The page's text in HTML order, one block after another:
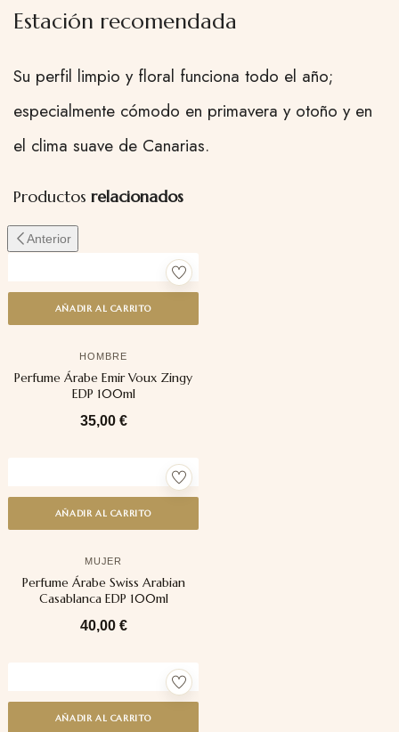
Estación recomendada
Su perfil limpio y floral funciona todo el año;
especialmente cómodo en primavera y otoño y en
el clima suave de Canarias.
Productos relacionados
Anterior
AÑADIR AL CARRITO
HOMBRE
Perfume Árabe Emir Voux Zingy
EDP 100ml
35,00 €
AÑADIR AL CARRITO
MUJER
Perfume Árabe Swiss Arabian
Casablanca EDP 100ml
40,00 €
AÑADIR AL CARRITO